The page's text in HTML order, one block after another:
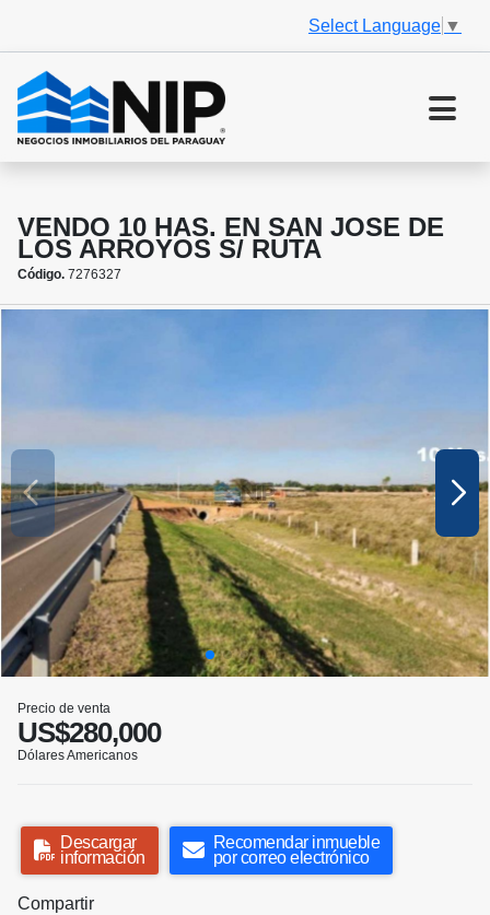
Select Language ▼
VENDO 10 HAS. EN SAN JOSE DE
LOS ARROYOS S/ RUTA
Código. 7276327
Precio de venta
US$280,000
Dólares Americanos
Descargar
información
Recomendar inmueble
por correo electrónico
Compartir